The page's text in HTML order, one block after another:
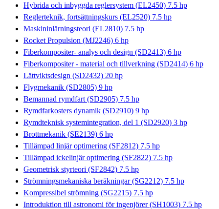
Hybrida och inbyggda reglersystem (EL2450) 7.5 hp
Reglerteknik, fortsättningskurs (EL2520) 7.5 hp
Maskininlärningsteori (EL2810) 7.5 hp
Rocket Propulsion (MJ2246) 6 hp
Fiberkompositer- analys och design (SD2413) 6 hp
Fiberkompositer - material och tillverkning (SD2414) 6 hp
Lättviktsdesign (SD2432) 20 hp
Flygmekanik (SD2805) 9 hp
Bemannad rymdfart (SD2905) 7.5 hp
Rymdfarkosters dynamik (SD2910) 9 hp
Rymdteknisk systemintegration, del 1 (SD2920) 3 hp
Brottmekanik (SE2139) 6 hp
Tillämpad linjär optimering (SF2812) 7.5 hp
Tillämpad ickelinjär optimering (SF2822) 7.5 hp
Geometrisk styrteori (SF2842) 7.5 hp
Strömningsmekaniska beräkningar (SG2212) 7.5 hp
Kompressibel strömning (SG2215) 7.5 hp
Introduktion till astronomi för ingenjörer (SH1003) 7.5 hp